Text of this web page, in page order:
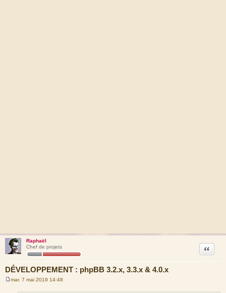
Raphaël
Chef de projets
DÉVELOPPEMENT : phpBB 3.2.x, 3.3.x & 4.0.x
Citation
mar. 7 mai 2019 14:48